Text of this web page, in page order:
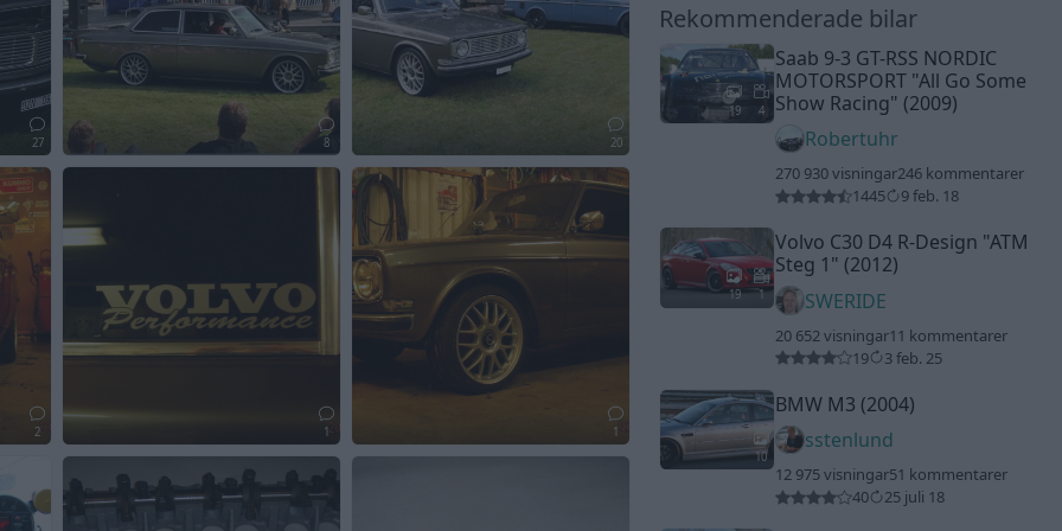
27 8 20
2 1 1
Rekommenderade bilar
19 4
Saab 9-3 GT-RSS NORDIC
MOTORSPORT "All Go Some
Show Racing" (2009)
Robertuhr
270 930 visningar246 kommentarer
1445
9 feb. 18
19 1
Volvo C30 D4 R-Design "ATM
Steg 1" (2012)
SWERIDE
20 652 visningar11 kommentarer
19
3 feb. 25
10
BMW M3 (2004)
sstenlund
12 975 visningar51 kommentarer
40
25 juli 18